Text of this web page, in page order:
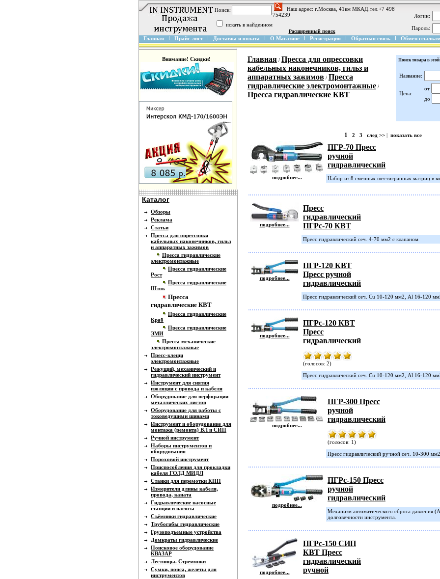
Поиск:
Наш адрес: г.Москва, 41км МКАД.тел.+7 498
754239
искать в найденном
Расширенный поиск
Логин:
Пароль:
Главная Прайс-лист Доставка и оплата О Магазине Регистрация Обратная связь Обмен
Внимание! Скидки!
Каталог
Обзоры
Реклама
Статьи
Пресса для опрессовки
кабельных наконечников, гильз
и аппаратных зажимов
Пресса гидравлические
электромонтажные
Пресса гидравлические
Рост
Пресса гидравлические
Шток
Пресса
гидравлические КВТ
Пресса гидравлические
Краб
Пресса гидравлические
ЭМИ
Пресса механические
электромонтажные
Пресс-клещи
электромонтажные
Режущий, механический и
гидравлический инструмент
Инструмент для снятия
изоляции с провода и кабеля
Оборудование для перфорации
металлических листов
Оборудование для работы с
токоведущими шинами
Инструмент и оборудование для
монтажа (ремонта) ВЛ и СИП
Ручной инструмент
Наборы инструментов и
оборудования
Пороховой инструмент
Приспособления для прокладки
кабеля ГОЛД МИДЛ
Станки для перемотки КПП
Измерители длины кабеля,
провода, каната
Гидравлические насосные
станции и насосы
Съёмники гидравлические
Трубогибы гидравлические
Грузоподъемные устройства
Домкраты гидравлические
Поисковое оборудование
КВАЗАР
Лестницы. Стремянки
Сумки, пояса, желеты для
инструментов
Главная / Пресса для опрессовки
кабельных наконечников, гильз и
аппаратных зажимов / Пресса
гидравлические электромонтажные /
Пресса гидравлические КВТ
Поиск товара в
Название:
Цена:
от
до
1 2 3 след >> | показать все
подробнее...
ПГР-70 Пресс
ручной
гидравлический
Набор из 8 сменных шестигранных матриц в
подробнее...
Пресс
гидравлический
ПГРc-70 КВТ
Пресс гидравлический сеч. 4-70 мм2 с клапаном
подробнее...
ПГР-120 КВТ
Пресс ручной
гидравлический
Пресс гидравлический сеч. Cu 10-120 мм2, Al 16-120
подробнее...
ПГРс-120 КВТ
Пресс
гидравлический
(голосов: 2)
Пресс гидравлический сеч. Cu 10-120 мм2, Al 16-120
подробнее...
ПГР-300 Пресс
ручной
гидравлический
(голосов: 1)
Пресс гидравлический ручной сеч. 10-300
подробнее...
ПГРс-150 Пресс
ручной
гидравлический
Механизм автоматического сброса давления
долговечности инструмента.
подробнее...
ПГРс-150 СИП
КВТ Пресс
гидравлический
ручной